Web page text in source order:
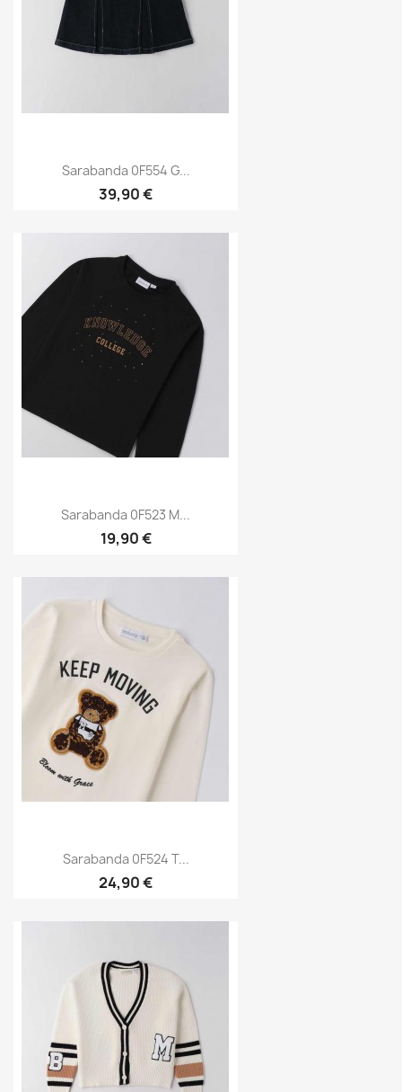
Sarabanda 0F554 G...
39,90 €
Sarabanda 0F523 M...
19,90 €
Sarabanda 0F524 T...
24,90 €